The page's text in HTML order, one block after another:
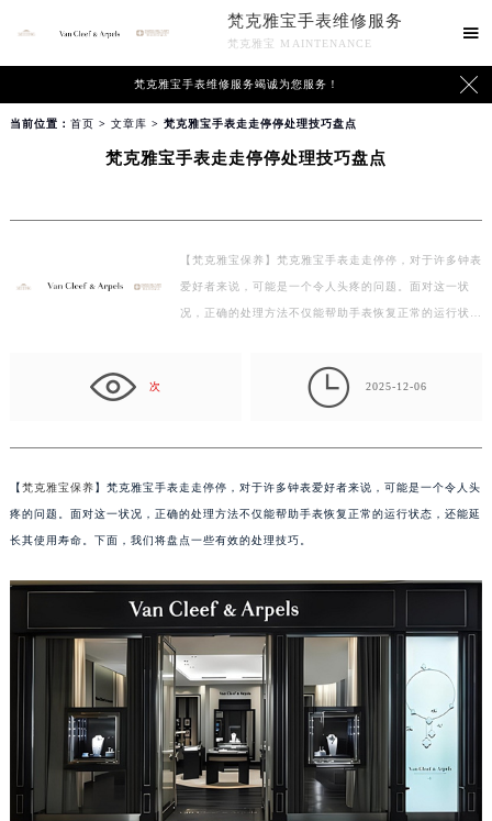
梵克雅宝手表维修服务
梵克雅宝 MAINTENANCE

梵克雅宝手表维修服务竭诚为您服务！ 
当前位置： 首页 > 文章库 > 梵克雅宝手表走走停停处理技巧盘点
梵克雅宝手表走走停停处理技巧盘点
【梵克雅宝保养】梵克雅宝手表走走停停，对于许多钟表
爱好者来说，可能是一个令人头疼的问题。面对这一状
况，正确的处理方法不仅能帮助手表恢复正常的运行状
次  2025-12-06
【梵克雅宝保养】梵克雅宝手表走走停停，对于许多钟表爱好者来说，可能是一个令人头
疼的问题。面对这一状况，正确的处理方法不仅能帮助手表恢复正常的运行状态，还能延
长其使用寿命。下面，我们将盘点一些有效的处理技巧。